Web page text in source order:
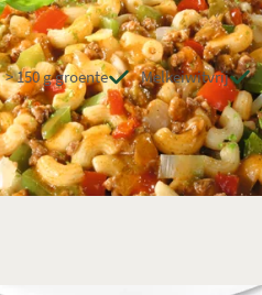
> 150 g groente Melkeiwitvrij